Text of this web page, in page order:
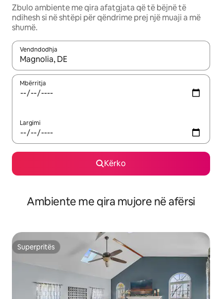
Zbulo ambiente me qira afatgjata që të bëjnë të
ndihesh si në shtëpi për qëndrime prej një muaji a më
shumë.
Vendndodhja
Kur rezultatet të jenë të disponueshme, lëviz me butonat e
Mbërritja
Largimi
Kërko
Ambiente me qira mujore në afërsi
Superpritës
Superpritës